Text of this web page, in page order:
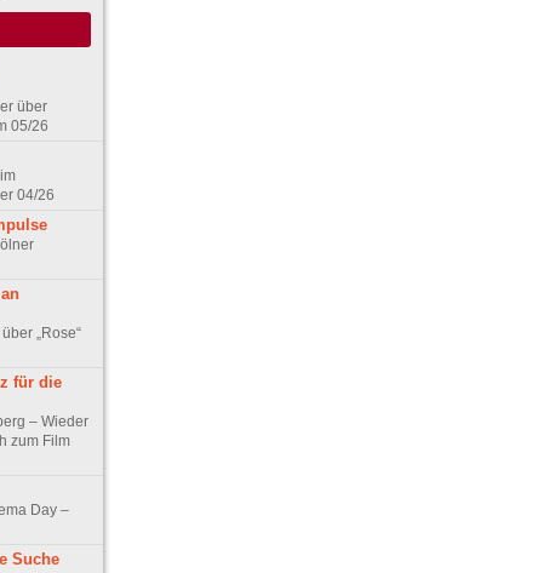
über
05/26
04/26
„Rose“
für die
– Wieder
zum Film
Day –
Suche